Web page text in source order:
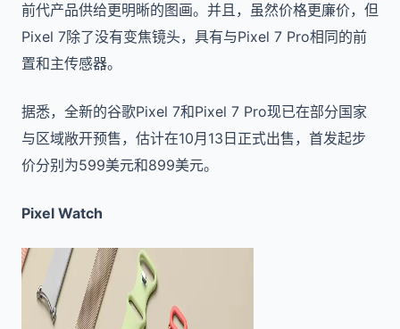
前代产品供给更明晰的图画。并且，虽然价格更廉价，但
Pixel 7除了没有变焦镜头，具有与Pixel 7 Pro相同的前
置和主传感器。
据悉，全新的谷歌Pixel 7和Pixel 7 Pro现已在部分国家
与区域敞开预售，估计在10月13日正式出售，首发起步
价分别为599美元和899美元。
Pixel Watch